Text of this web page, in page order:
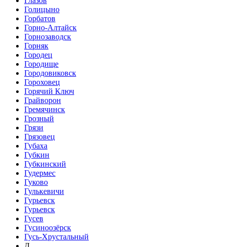
Голицыно
Горбатов
Горно-Алтайск
Горнозаводск
Горняк
Городец
Городище
Городовиковск
Гороховец
Горячий Ключ
Грайворон
Гремячинск
Грозный
Грязи
Грязовец
Губаха
Губкин
Губкинский
Гудермес
Гуково
Гулькевичи
Гурьевск
Гурьевск
Гусев
Гусиноозёрск
Гусь-Хрустальный